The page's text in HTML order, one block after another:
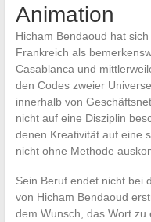
Animation
Hicham Bendaoud hat
Frankreich als
Casablanca und
den Codes zweier
innerhalb von
nicht auf eine Disziplin
denen Kreativität auf eine
nicht ohne Methode
Sein Beruf endet nicht bei
von Hicham Bendaoud
dem Wunsch, das Wort